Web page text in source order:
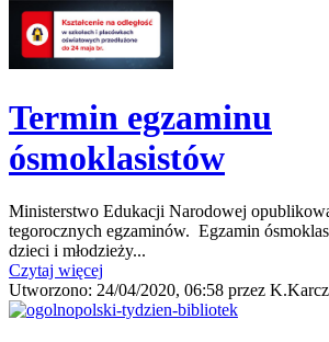
Termin egzaminu
ósmoklasistów
Ministerstwo Edukacji Narodowej
tegorocznych egzaminów. Egzamin
dzieci i młodzieży...
Czytaj więcej
Utworzono: 24/04/2020, 06:58 przez K.Karcz